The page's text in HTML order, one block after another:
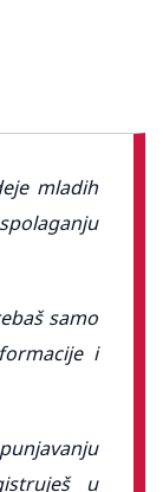
mladih
samo
i
u